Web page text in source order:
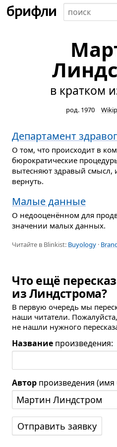
в кратком
род. 1970
Департамент
О том, что происходит в
бюрократические
вытесняют здравый смысл,
вернуть.
Малые данные
О недооценённом для
значении малых данных.
Читайте в Blinkist: Buyology ·
Что ещё
из Линдстрома?
В первую очередь мы
наши читатели.
не нашли нужного
Название произведения:
Автор произведения